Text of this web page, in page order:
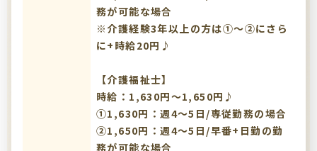
務が可能な場合
※介護経験3年以上の方は①～➁にさら
に+時給20円♪
【介護福祉士】
時給：1,630円～1,650円♪
①1,630円：週4～5日/専従勤務の場合
②1,650円：週4～5日/早番+日勤の勤
務が可能な場合